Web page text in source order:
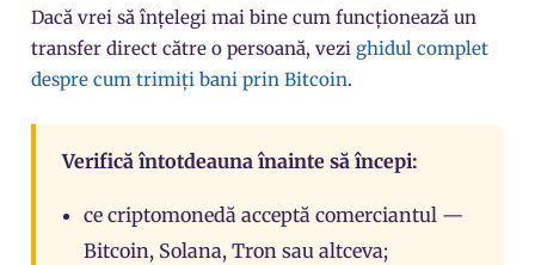
Dacă vrei să înțelegi mai bine cum funcționează un
transfer direct către o persoană, vezi ghidul complet
despre cum trimiți bani prin Bitcoin.
Verifică întotdeauna înainte să începi:
ce criptomonedă acceptă comerciantul —
Bitcoin, Solana,Tron sau altceva;